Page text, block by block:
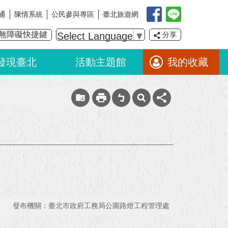
陳情系統 公民參與專區 臺北旅遊網
障礙快捷鍵 Select Language ▼ 分享
現臺北 活動主題館 我的收藏
發布機關：臺北市政府工務局公園路燈工程管理處